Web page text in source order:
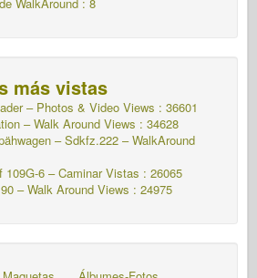
más vistas
– Photos & Video Views : 36601
– Walk Around Views : 34628
– Sdkfz.222 – WalkAround
6 – CaminarVistas : 26065
– Walk Around Views : 24975